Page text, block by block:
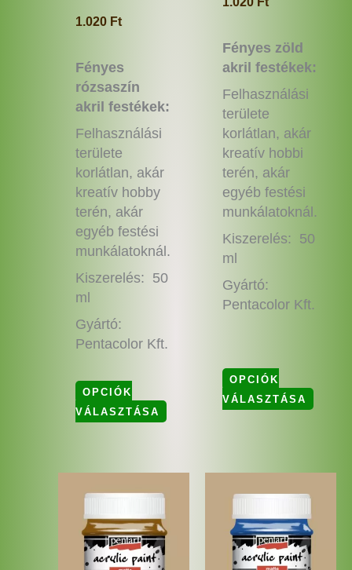
1.020 Ft
Fényes
rózsaszín
akril festékek:
Felhasználási
területe
korlátlan, akár
kreatív hobby
terén, akár
egyéb festési
munkálatoknál.
Kiszerelés: 50
ml
Gyártó:
Pentacolor Kft.
OPCIÓK
VÁLASZTÁSA
Fényes zöld
akril festékek:
Felhasználási
területe
korlátlan, akár
kreatív hobbi
terén, akár
egyéb festési
munkálatoknál.
Kiszerelés: 50
ml
Gyártó:
Pentacolor Kft.
OPCIÓK
VÁLASZTÁSA
terméknek
több